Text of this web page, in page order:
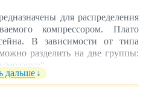
для распределения
компрессором. Плато
В зависимости от типа
разделить на две группы:
мозаику".
дальше